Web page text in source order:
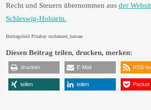
Recht und Steuern übernommen aus der
Schleswig-Holstein.
Beitragsbild Pixabay mohamed_hassan
Diesen Beitrag teilen, drucken, merken:
drucken E-Mail RSS-
teilen teilen Pocket